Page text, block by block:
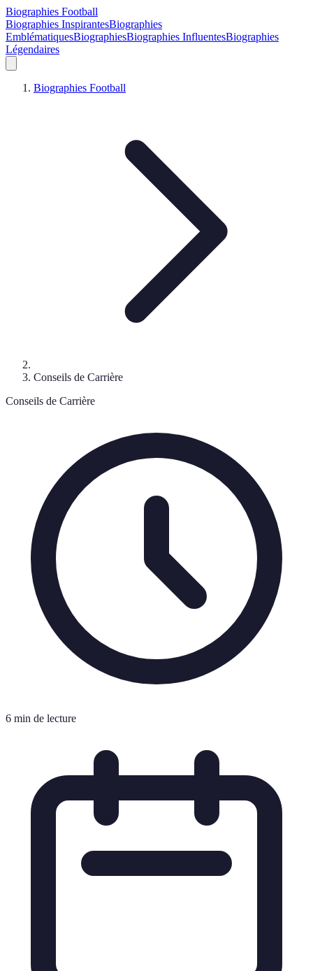
Biographies Football
Biographies InspirantesBiographies
EmblématiquesBiographiesBiographies InfluentesBiographies
Légendaires
Biographies Football
Conseils de Carrière
Conseils de Carrière
6 min de lecture